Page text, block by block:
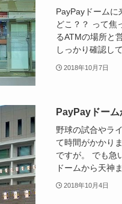
PayPayドームに
どこ？？ って焦
るATMの場所と
しっかり確認し
2018年10月7日
PayPayドー
野球の試合やラ
て時間がかかり
ですが。 でも急
ドームから天神
2018年10月4日